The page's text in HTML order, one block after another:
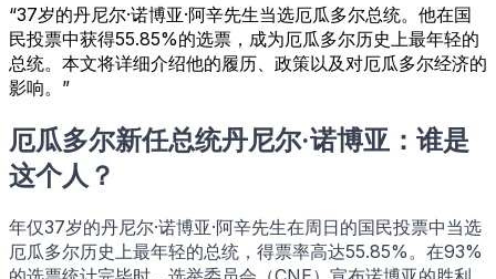
“37岁的丹尼尔·诺博亚·阿辛先生当选厄瓜多尔总统。他在国
民投票中获得55.85%的选票，成为厄瓜多尔历史上最年轻的
总统。本文将详细介绍他的履历、政策以及对厄瓜多尔经济的
影响。”
厄瓜多尔新任总统丹尼尔·诺博亚：谁是
这个人？
年仅37岁的丹尼尔·诺博亚·阿辛先生在周日的国民投票中当选
厄瓜多尔历史上最年轻的总统，得票率高达55.85%。在93%